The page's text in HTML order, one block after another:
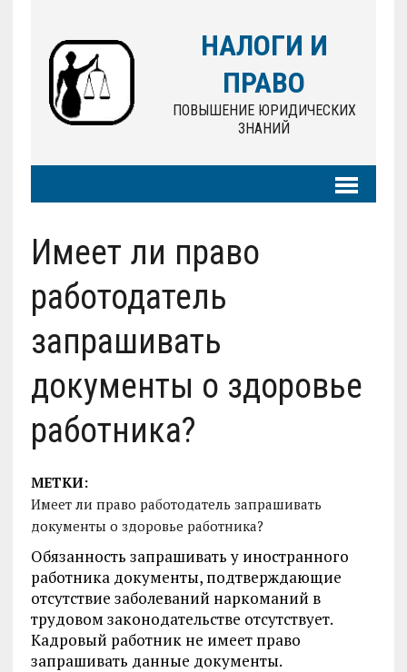
НАЛОГИ И
ПРАВО
ПОВЫШЕНИЕ ЮРИДИЧЕСКИХ
ЗНАНИЙ
Имеет ли право
работодатель
запрашивать
документы о здоровье
работника?
МЕТКИ:
Имеет ли право работодатель запрашивать
документы о здоровье работника?
Обязанность запрашивать у иностранного
работника документы, подтверждающие
отсутствие заболеваний наркоманий в
трудовом законодательстве отсутствует.
Кадровый работник не имеет право
запрашивать данные документы.